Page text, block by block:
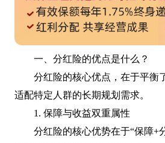
一、分红险的优点是什么？
分红险的核心优点，在于平衡
适配特定人群的长期规划需求。
1. 保障与收益双重属性
分红险的核心优势在于“保障+